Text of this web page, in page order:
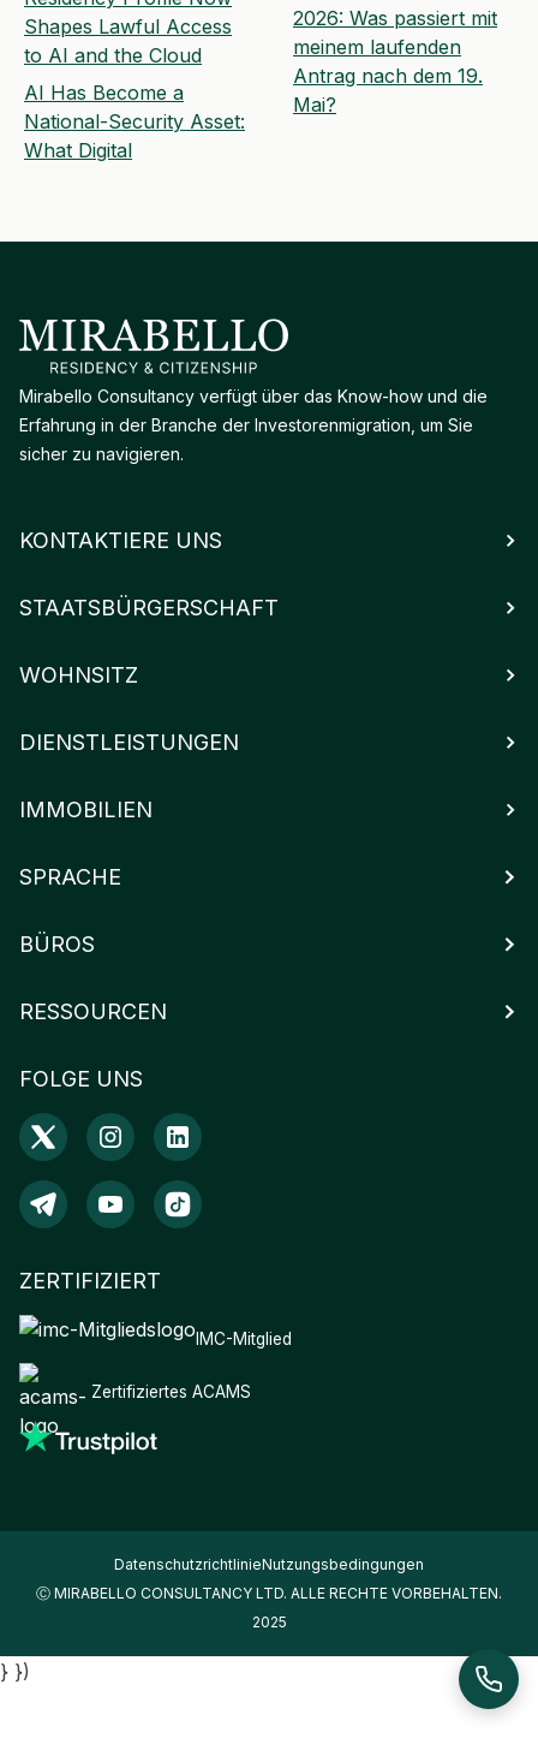
Shapes Lawful Access
to AI and the Cloud
AI Has Become a
National-Security Asset:
What Digital
2026: Was passiert mit
meinem laufenden
Antrag nach dem 19.
Mai?
Mirabello Consultancy verfügt über das Know-how und die
Erfahrung in der Branche der Investorenmigration, um Sie
sicher zu navigieren.
KONTAKTIERE UNS
STAATSBÜRGERSCHAFT
WOHNSITZ
DIENSTLEISTUNGEN
IMMOBILIEN
SPRACHE
FOLGE UNS
BÜROS
RESSOURCEN
ZERTIFIZIERT
IMC-Mitglied
Zertifiziertes ACAMS
DatenschutzrichtlinieNutzungsbedingungen
Ⓒ MIRABELLO CONSULTANCY LTD. ALLE RECHTE VORBEHALTEN.
2025
} })